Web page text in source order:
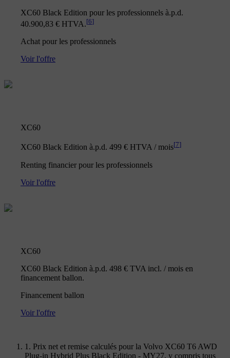
XC60 Black Edition pour les professionnels à.p.d.
40.900,83 € HTVA.[6]
Achat pour les professionnels
Voir l'offre
XC60
XC60 Black Edition à.p.d. 499 € HTVA / mois[7]
Renting financier pour les professionnels
Voir l'offre
XC60
XC60 Black Edition à.p.d. 498 € TVA incl. / mois en
financement ballon.
Financement ballon
Voir l'offre
1. Prix net et remise calculés pour la Volvo XC60 T6 AWD
Plug-in Hybrid Plus Black Edition - MY27, y compris tous